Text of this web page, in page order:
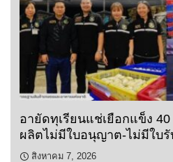
อายัดทุเรียนแช่เยือกแข็ง
ผลิตไม่มีใบอนุญาต-ไม่มีใบรั
สิงหาคม 7, 2026